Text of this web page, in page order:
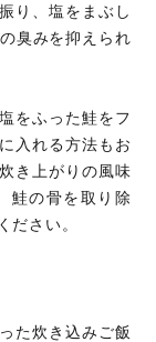
り、塩をまぶし
臭みを抑えられ
をふった鮭をフ
入れる方法もお
き上がりの風味
鮭の骨を取り除
ださい。
た炊き込みご飯